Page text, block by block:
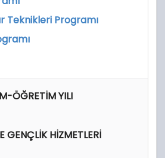
Teknikleri Programı
ÖĞRETİM YILI
GENÇLİK HİZMETLERİ